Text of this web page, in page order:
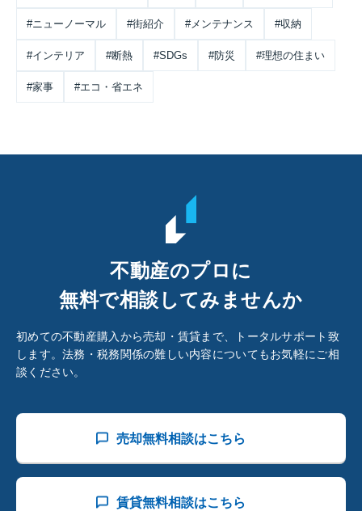
#ニューノーマル #街紹介 #メンテナンス #収納
#インテリア #断熱 #SDGs #防災 #理想の住まい
#家事 #エコ・省エネ
不動産のプロに
無料で相談してみませんか
初めての不動産購入から売却・賃貸まで、トータルサポート致
します。法務・税務関係の難しい内容についてもお気軽にご相
談ください。
売却無料相談はこちら
賃貸無料相談はこちら